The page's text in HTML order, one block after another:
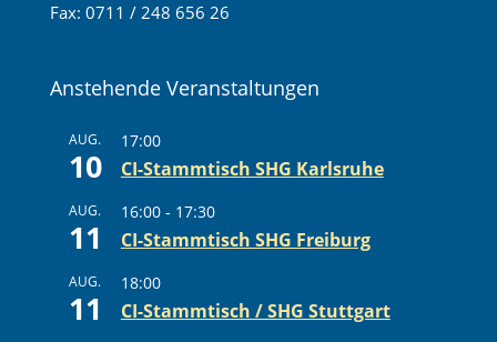
Fax: 0711 / 248 656 26
Anstehende Veranstaltungen
AUG.
10
17:00
CI-Stammtisch SHG Karlsruhe
AUG.
11
16:00- 17:30
CI-Stammtisch SHG Freiburg
AUG.
11
18:00
CI-Stammtisch / SHG Stuttgart